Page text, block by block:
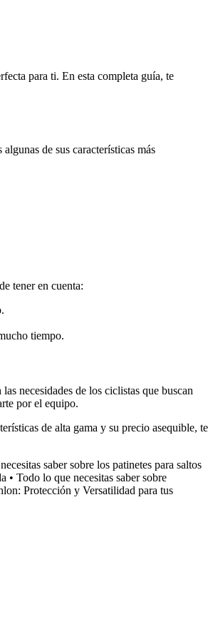
para ti. En esta completa guía, te
de sus características más
tener en cuenta:
tiempo.
necesidades de los ciclistas que buscan
por el equipo.
de alta gama y su precio asequible, te
saber sobre los patinetes para saltos
• Todo lo que necesitas saber sobre
Protección y Versatilidad para tus